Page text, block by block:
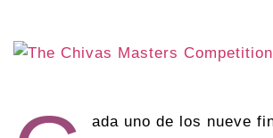
ada uno de los nueve